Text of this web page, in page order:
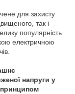
для захисту
так і
популярність
електричною
напруги у